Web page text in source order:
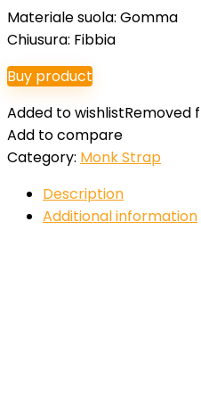
Materiale suola: Gomma
Chiusura: Fibbia
Buy product
Added to wishlistRemoved
Add to compare
Category: Monk Strap
Description
Additional information